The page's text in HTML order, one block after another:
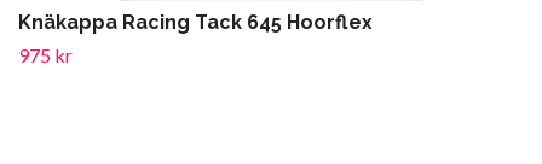
Knäkappa Racing Tack 645 Hoorflex
975 kr